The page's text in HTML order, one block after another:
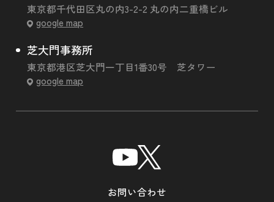
東京都千代田区丸の内3-2-2 丸の内二重橋ビル
google map
芝大門事務所
東京都港区芝大門一丁目1番30号 芝タワー
google map
お問い合わせ